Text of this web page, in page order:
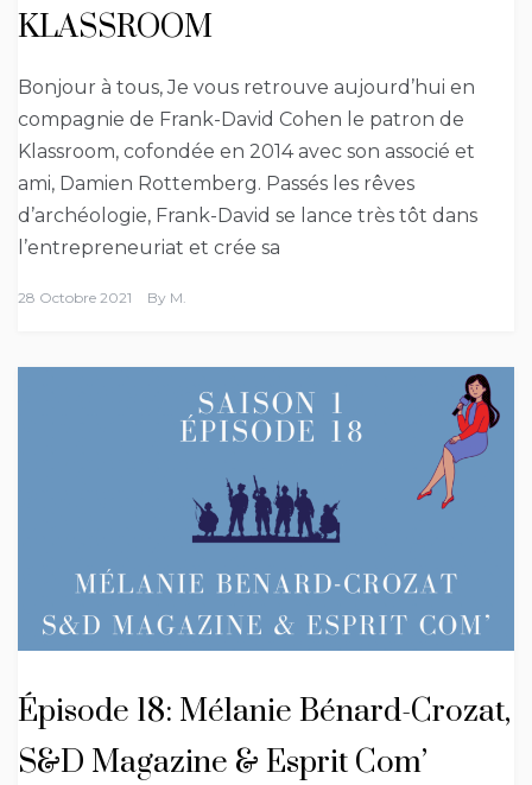
KLASSROOM
Bonjour à tous, Je vous retrouve aujourd’hui en
compagnie de Frank-David Cohen le patron de
Klassroom, cofondée en 2014 avec son associé et
ami, Damien Rottemberg. Passés les rêves
d’archéologie, Frank-David se lance très tôt dans
l’entrepreneuriat et crée sa
28 Octobre 2021 By M.
Épisode 18: Mélanie Bénard-Crozat,
S&D Magazine & Esprit Com’